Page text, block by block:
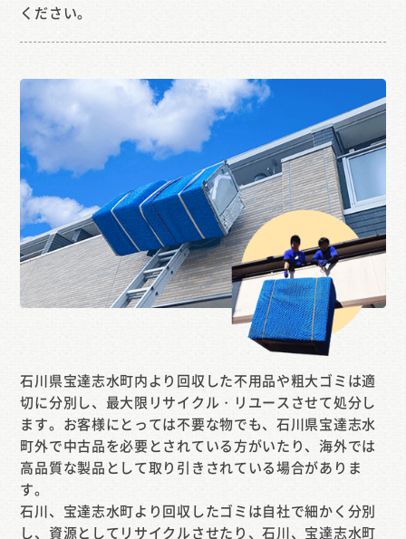
ください。
石川県宝達志水町内より回収した不用品や粗大ゴミは適
切に分別し、最大限リサイクル・リユースさせて処分し
ます。お客様にとっては不要な物でも、石川県宝達志水
町外で中古品を必要とされている方がいたり、海外では
高品質な製品として取り引きされている場合がありま
す。
石川、宝達志水町より回収したゴミは自社で細かく分別
し、資源としてリサイクルさせたり、石川、宝達志水町